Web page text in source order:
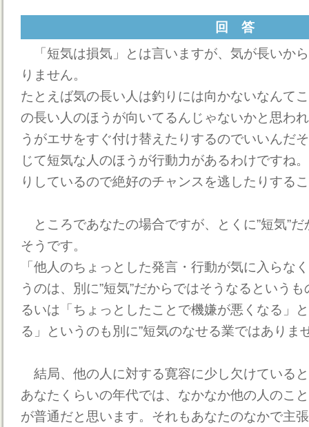
回 答
「短気は損気」とは言いますが、気が長いか
りません。
たとえば気の長い人は釣りには向かないなんて
の長い人のほうが向いてるんじゃないかと思わ
うがエサをすぐ付け替えたりするのでいいんだ
じて短気な人のほうが行動力があるわけですね
りしているので絶好のチャンスを逃したりする
ところであなたの場合ですが、とくに”短気”
そうです。
「他人のちょっとした発言・行動が気に入らな
うのは、別に”短気”だからではそうなるという
るいは「ちょっとしたことで機嫌が悪くなる」
る」というのも別に”短気のなせる業ではありま
結局、他の人に対する寛容に少し欠けている
あなたくらいの年代では、なかなか他の人のこ
が普通だと思います。それもあなたのなかで主